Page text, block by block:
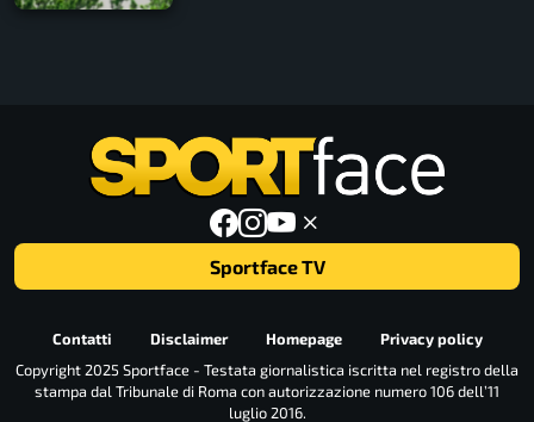
Sportface TV
Contatti Disclaimer Homepage
Privacy policy
Copyright 2025 Sportface - Testata giornalistica iscritta nel registro della
stampa dal Tribunale di Roma con autorizzazione numero 106 dell’11
luglio 2016.